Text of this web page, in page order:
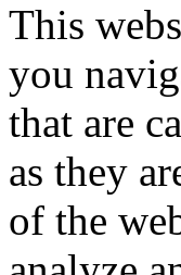
This
you
that are
as they
of the